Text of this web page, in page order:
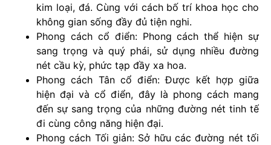
kim loại, đá. Cùng với cách bố trí khoa học cho
không gian sống đầy đủ tiện nghi.
Phong cách cổ điển: Phong cách thể hiện sự
sang trọng và quý phái, sử dụng nhiều đường
nét cầu kỳ, phức tạp đầy xa hoa.
Phong cách Tân cổ điển: Được kết hợp giữa
hiện đại và cổ điển, đây là phong cách mang
đến sự sang trọng của những đường nét tinh tế
đi cùng công năng hiện đại.
Phong cách Tối giản: Sở hữu các đường nét tối